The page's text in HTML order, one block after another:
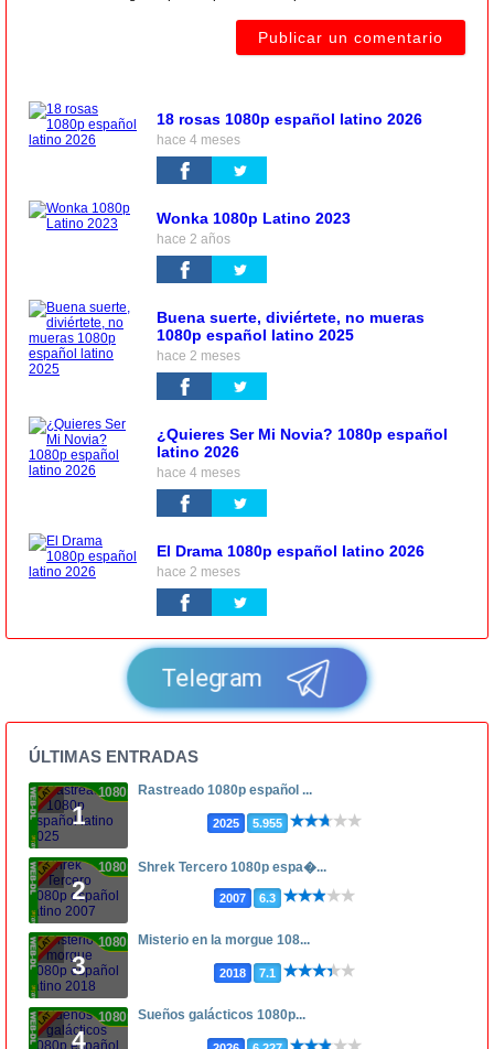
18 rosas 1080p español latino 2026
hace 4 meses
Wonka 1080p Latino 2023
hace 2 años
Buena suerte, diviértete, no mueras
1080p español latino 2025
hace 2 meses
¿Quieres Ser Mi Novia? 1080p español
latino 2026
hace 4 meses
El Drama 1080p español latino 2026
hace 2 meses
Telegram
ÚLTIMAS ENTRADAS
1
1080p Rastreado 1080p español ...
2025 5.955
2
1080p Shrek Tercero 1080p espa�...
2007 6.3
3
1080p Misterio en la morgue 108...
2018 7.1
4
1080p Sueños galácticos 1080p...